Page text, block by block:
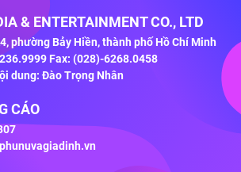
& ENTERTAINMENT CO., LTD
phường Bảy Hiền, thành phố Hồ Chí Minh
Fax: (028)-6268.0458
dung: Đào Trọng Nhân
CÁO